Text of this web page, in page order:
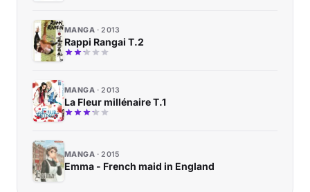
MANGA 2013
Rappi Rangai T.2
MANGA 2013
La Fleur millénaire T.1
MANGA 2015
Emma - French maid in England